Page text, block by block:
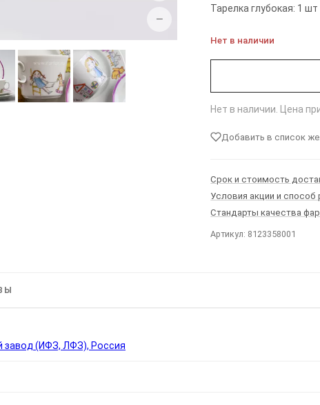
−
Тарелка глубокая: 1 шт
Нет в наличии
Нет в наличии. Цена
Добавить в список
Срок и стоимость
Условия акции и способ
Стандарты качества
Артикул: 8123358001
завод (ИФЗ, ЛФЗ), Россия